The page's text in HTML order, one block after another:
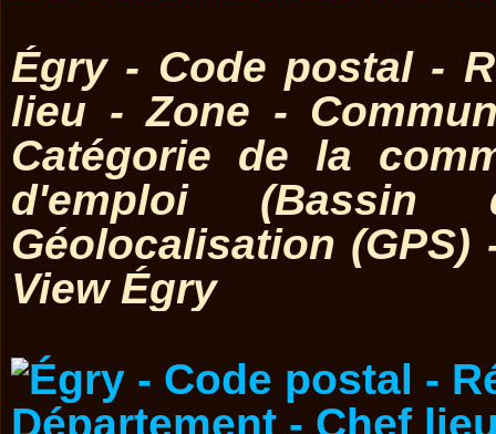
Égry - Code postal -
lieu - Zone -
Catégorie de la
d'emploi (Bassin
Géolocalisation
View Égry